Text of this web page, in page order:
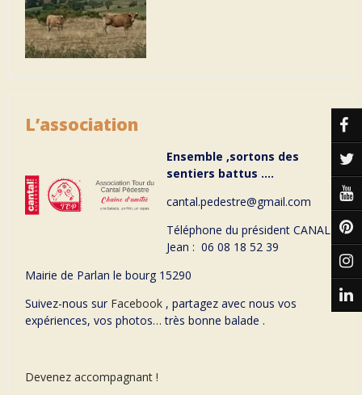
L’association
Ensemble ,sortons des
sentiers battus ….
cantal.pedestre@gmail.com
Téléphone du président CANAL
Jean : 06 08 18 52 39
Mairie de Parlan le bourg 15290
Suivez-nous sur Facebook , partagez avec nous vos
expériences, vos photos… très bonne balade .
Devenez accompagnant !